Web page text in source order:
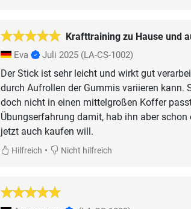
Krafttraining zu Hause und
Eva Juli 2025 (LA-CS-1002)
Der Stick ist sehr leicht und wirkt gut
durch Aufrollen der Gummis variieren kann.
doch nicht in einen mittelgroßen Koffer
Übungserfahrung damit, hab ihn aber
jetzt auch kaufen will.
Hilfreich • Nicht hilfreich